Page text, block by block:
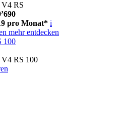
V4 RS
pro Monat* i
mehr entdecken
100
RS 100